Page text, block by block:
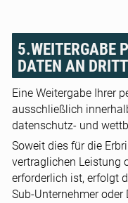
5.WEITERGABE
DATEN AN
Eine Weitergabe Ihrer
ausschließlich
datenschutz- und
Soweit dies für die
vertraglichen Leistung
erforderlich ist, erfolgt
Sub-Unternehmer